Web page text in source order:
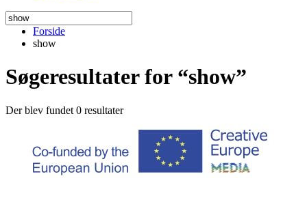
Forside
show
Søgeresultater for “show”
Der blev fundet 0 resultater